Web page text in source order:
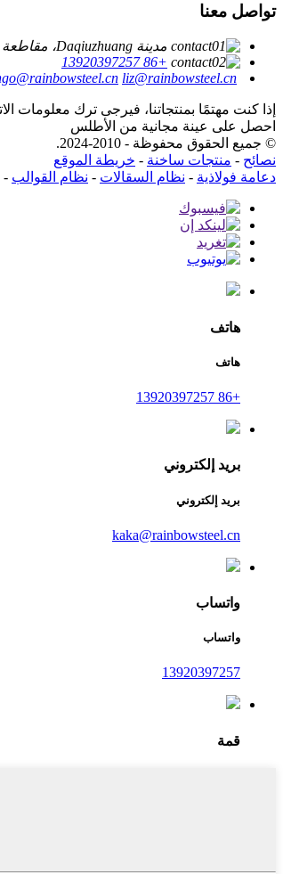
تواصل معنا
مدينة Daqiuzhuang، مقاطعة جينغهاي، تيانجين، الصين
+86 13920397257
liz@rainbowsteel.cn
إذا كنت مهتمًا بمنتجاتنا، فيرجى ترك معلومات
احصل على عينة مجانية من الأطلس
© جميع الحقوق محفوظة - 2010-2024.
نصائح - منتجات ساخنة - خريطة الموقع
دعامة فولاذية - نظام السقالات - نظام القوالب -
هاتف
هاتف
+86 13920397257
بريد إلكتروني
بريد إلكتروني
kaka@rainbowsteel.cn
واتساب
واتساب
13920397257
قمة